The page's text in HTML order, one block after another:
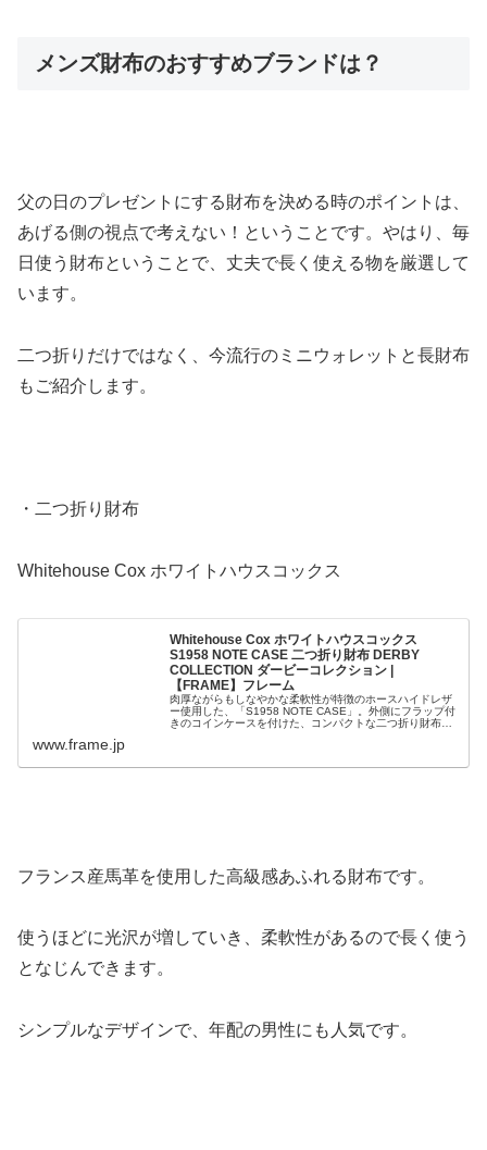
メンズ財布のおすすめブランドは？
父の日のプレゼントにする財布を決める時のポイントは、
あげる側の視点で考えない！ということです。やはり、毎
日使う財布ということで、丈夫で長く使える物を厳選して
います。
二つ折りだけではなく、今流行のミニウォレットと長財布
もご紹介します。
・二つ折り財布
Whitehouse Cox ホワイトハウスコックス
Whitehouse Cox ホワイトハウスコックス
S1958 NOTE CASE 二つ折り財布 DERBY
COLLECTION ダービーコレクション |
【FRAME】フレーム
肉厚ながらもしなやかな柔軟性が特徴のホースハイドレザ
ー使用した、「S1958 NOTE CASE」。外側にフラップ付
きのコインケースを付けた、コンパクトな二つ折り財布で
www.frame.jp
フランス産馬革を使用した高級感あふれる財布です。
使うほどに光沢が増していき、柔軟性があるので長く使う
となじんできます。
シンプルなデザインで、年配の男性にも人気です。